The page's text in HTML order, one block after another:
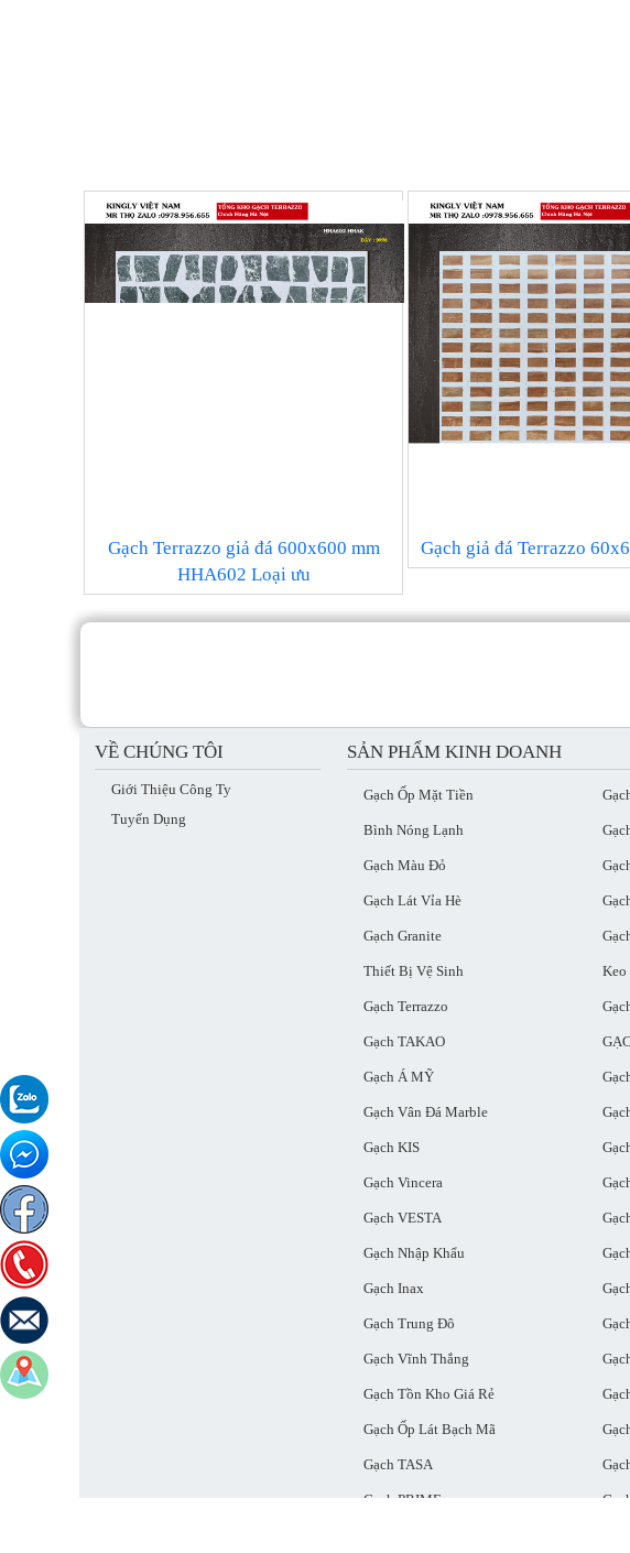
Gạch Terrazzo giả đá 600x600 mm
HHA602 Loại ưu
Gạch giả đá Terrazzo
VỀ CHÚNG TÔI
Giới Thiệu Công Ty
Tuyển Dụng
SẢN PHẨM KINH DOANH
Gạch Ốp Mặt Tiền
Bình Nóng Lạnh
Gạch Màu Đỏ
Gạch Lát Vỉa Hè
Gạch Granite
Thiết Bị Vệ Sinh Keo
Gạch Terrazzo
Gạch TAKAO
Gạch Á MỸ
Gạch Vân Đá Marble
Gạch KIS
Gạch Vincera
Gạch VESTA
Gạch Nhập Khẩu
Gạch Inax
Gạch Trung Đô
Gạch Vĩnh Thắng
Gạch Tồn Kho Giá Rẻ
Gạch Ốp Lát Bạch Mã
Gạch TASA
Gạch PRIME